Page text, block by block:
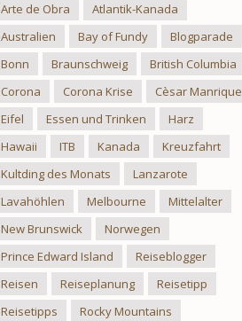
Arte de Obra
Atlantik-Kanada
Australien
Bay of Fundy
Blogparade
Bonn
Braunschweig
British Columbia
Corona
Corona Krise
Cèsar Manrique
Eifel
Essen und Trinken
Harz
Hawaii
ITB Kanada
Kreuzfahrt
Kultding des Monats
Lanzarote
Lavahöhlen
Melbourne
Mittelalter
New Brunswick
Norwegen
Prince Edward Island
Reiseblogger
Reisen
Reiseplanung
Reisetipp
Reisetipps
Rocky Mountains